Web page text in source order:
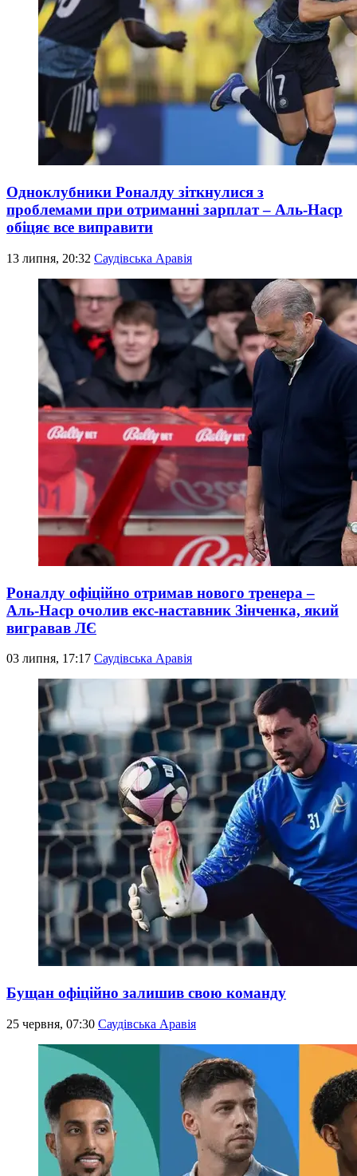
Одноклубники Роналду зіткнулися з
проблемами при отриманні зарплат – Аль-Наср
обіцяє все виправити
13 липня, 20:32 Саудівська Аравія
Роналду офіційно отримав нового тренера –
Аль-Наср очолив екс-наставник Зінченка, який
вигравав ЛЄ
03 липня, 17:17 Саудівська Аравія
Бущан офіційно залишив свою команду
25 червня, 07:30 Саудівська Аравія